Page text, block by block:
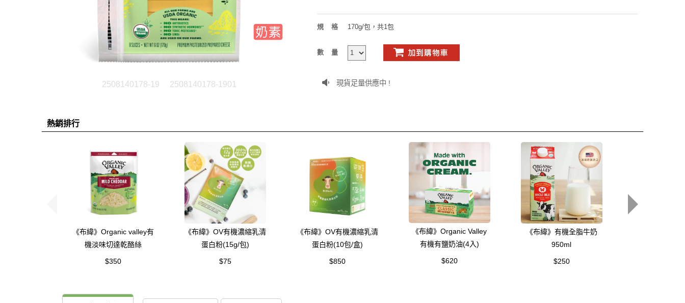
2508140178-19 2508140178-1901
規格 170g/包，共1包
數量
現貨足量供應中 !
熱銷排行
《布緯》Organic valley有
機淡味切達乾酪絲
$350
《布緯》OV有機濃縮乳清
蛋白粉(15g/包)
$75
《布緯》OV有機濃縮乳清
蛋白粉(10包/盒)
$850
《布緯》Organic Valley
有機有鹽奶油(4入)
$620
《布緯》有機全脂牛奶
950ml
$250